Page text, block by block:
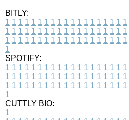
BITLY:
1 1 1 1 1 1 1 1 1 1 1 1 1 1 1 1 1 1 1
1 1 1 1 1 1 1 1 1 1 1 1 1 1 1 1 1 1 1
1 1 1 1 1 1 1 1 1 1 1 1 1 1 1 1 1 1 1
1
SPOTIFY:
1 1 1 1 1 1 1 1 1 1 1 1 1 1 1 1 1 1 1
1 1 1 1 1 1 1 1 1 1 1 1 1 1 1 1 1 1 1
1 1 1 1 1 1 1 1 1 1 1 1 1 1 1 1 1 1 1
1
CUTTLY BIO:
1